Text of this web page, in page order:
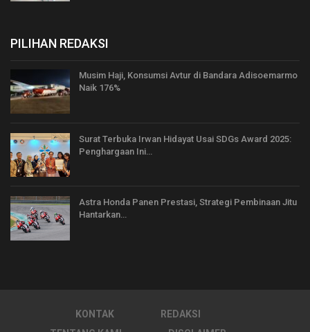
PILIHAN REDAKSI
Musim Haji, Konsumsi Avtur di Bandara Adisoemarmo
Naik 176%
Surat Terbuka Irwan Hidayat Usai SDGs Award 2025:
Penghargaan Ini…
Astra Honda Panen Prestasi, Strategi Pembinaan Jitu
Hantarkan…
KONTAK
REDAKSI